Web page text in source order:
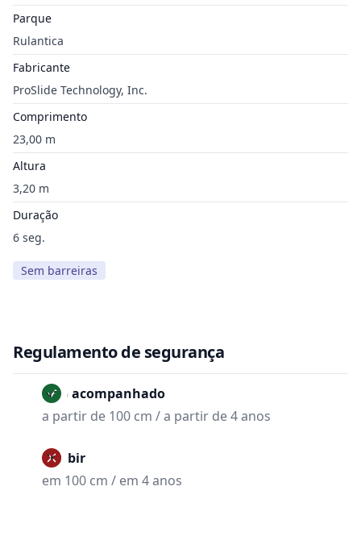
Parque
Rulantica
Fabricante
ProSlide Technology, Inc.
Comprimento
23,00 m
Altura
3,20 m
Duração
6 seg.
Sem barreiras
Regulamento de segurança
Não acompanhado
a partir de 100 cm / a partir de 4 anos
Proibir
em 100 cm / em 4 anos